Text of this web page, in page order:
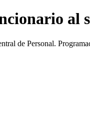
al
de Personal.